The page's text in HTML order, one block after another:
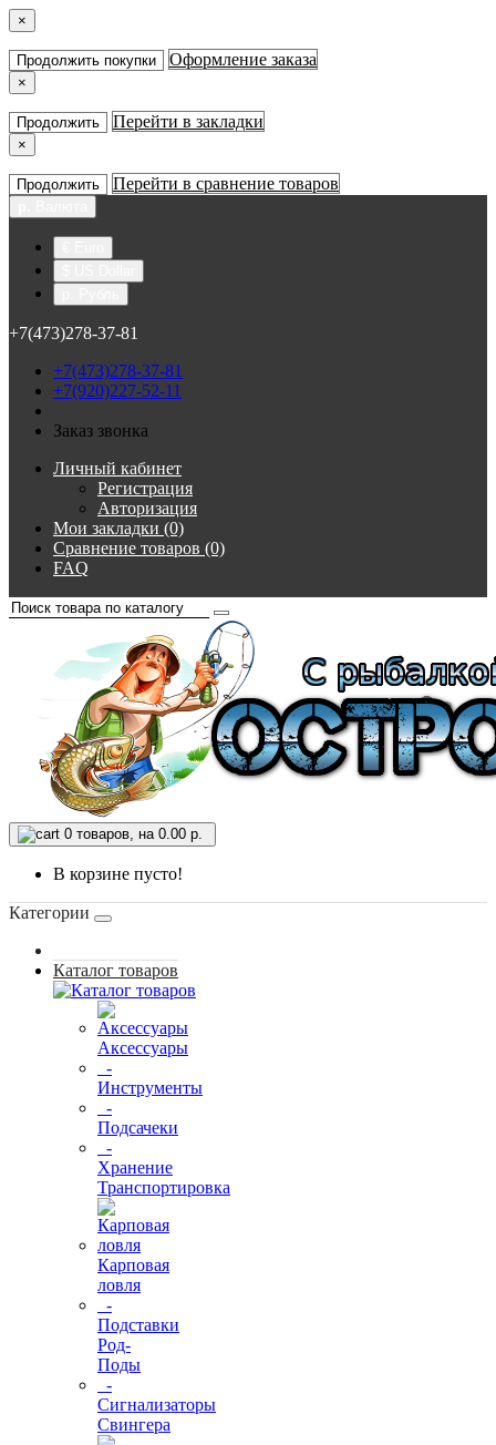
×
Продолжить покупки Оформление заказа
×
Продолжить Перейти в закладки
×
Продолжить Перейти в сравнение товаров
+7(473)278-37-81
+7(473)278-37-81
+7(920)227-52-11
Заказ звонка
Личный кабинет
Регистрация
Авторизация
Мои закладки (0)
Сравнение товаров (0)
FAQ
0 товаров, на 0.00 р.
В корзине пусто!
Категории
Каталог товаров
Аксессуары
-
Инструменты
-
Подсачеки
-
Хранение
Транспортировка
Карповая
ловля
-
Подставки
Род-
Поды
-
Сигнализаторы
Свингера